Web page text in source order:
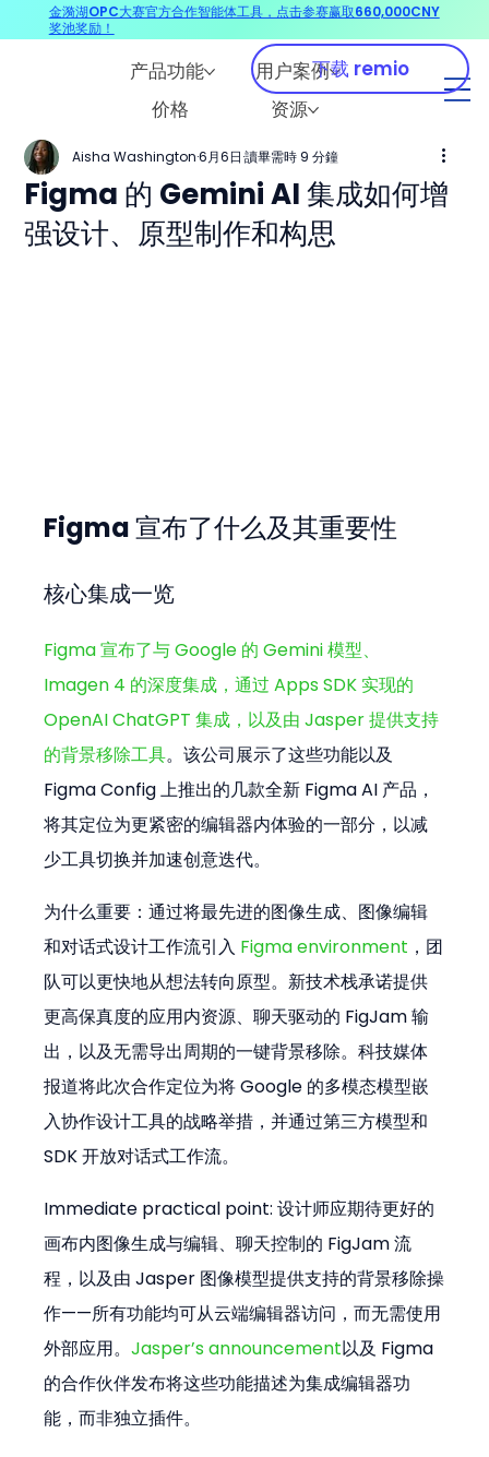
产品功能
用户案例
价格
资源
下载 remio
Figma 的 Gemini AI 集成如何增
强设计、原型制作和构思
Aisha Washington 6月6日 讀畢需時 9 分鐘
Figma 宣布了什么及其重要性
核心集成一览
Figma 宣布了与 Google 的 Gemini 模型、
Imagen 4 的深度集成，通过 Apps SDK 实现的
OpenAI ChatGPT 集成，以及由 Jasper 提供支持
的背景移除工具。该公司展示了这些功能以及
Figma Config 上推出的几款全新 Figma AI 产品，
将其定位为更紧密的编辑器内体验的一部分，以减
少工具切换并加速创意迭代。
为什么重要：通过将最先进的图像生成、图像编辑
和对话式设计工作流引入 Figma environment ，团
队可以更快地从想法转向原型。新技术栈承诺提供
更高保真度的应用内资源、聊天驱动的 FigJam 输
出，以及无需导出周期的一键背景移除。科技媒体
报道将此次合作定位为将 Google 的多模态模型嵌
入协作设计工具的战略举措，并通过第三方模型和
SDK 开放对话式工作流。
Immediate practical point: 设计师应期待更好的
画布内图像生成与编辑、聊天控制的 FigJam 流
程，以及由 Jasper 图像模型提供支持的背景移除操
作——所有功能均可从云端编辑器访问，而无需使用
外部应用。Jasper’s announcement以及 Figma
的合作伙伴发布将这些功能描述为集成编辑器功
能，而非独立插件。
金漪湖OPC大赛官方合作智能体工具，点击参赛赢取660,000CNY
奖池奖励！